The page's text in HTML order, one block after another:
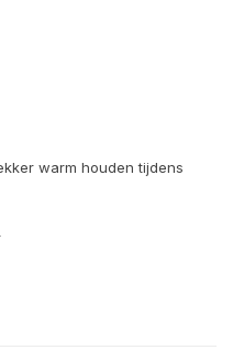
warm houden tijdens